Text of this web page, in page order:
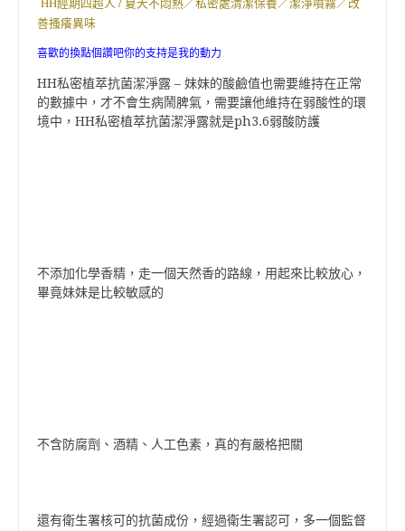
善搔癢異味
喜歡的換點個讚吧你的支持是我的動力
HH私密植萃抗菌潔淨露 – 妹妹的酸鹼值也需要維持在正常
的數據中，才不會生病鬧脾氣，需要讓他維持在弱酸性的環
境中，HH私密植萃抗菌潔淨露就是ph3.6弱酸防護
不添加化學香精，走一個天然香的路線，用起來比較放心，
畢竟妹妹是比較敏感的
不含防腐劑、酒精、人工色素，真的有嚴格把關
還有衛生署核可的抗菌成份，經過衛生署認可，多一個監督